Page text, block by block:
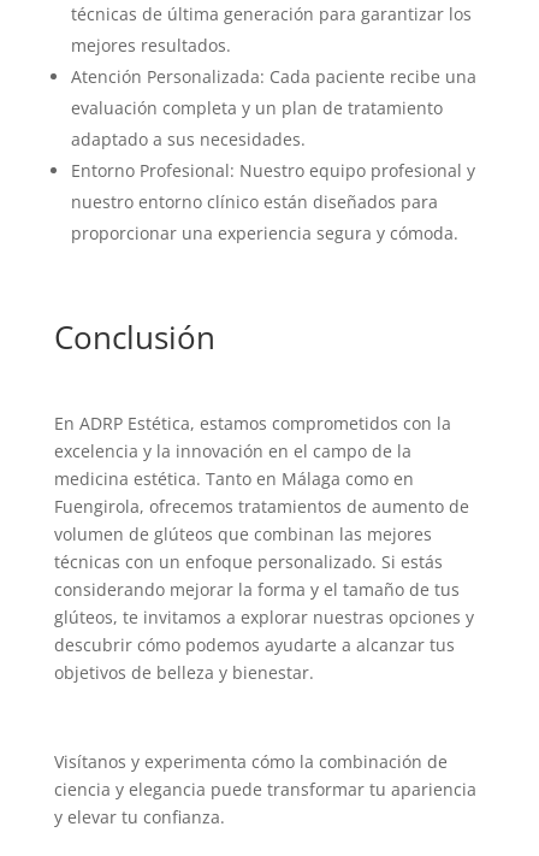
técnicas de última generación para garantizar los
mejores resultados.
Atención Personalizada: Cada paciente recibe una
evaluación completa y un plan de tratamiento
adaptado a sus necesidades.
Entorno Profesional: Nuestro equipo profesional y
nuestro entorno clínico están diseñados para
proporcionar una experiencia segura y cómoda.
Conclusión
En ADRP Estética, estamos comprometidos con la
excelencia y la innovación en el campo de la
medicina estética. Tanto en Málaga como en
Fuengirola, ofrecemos tratamientos de aumento de
volumen de glúteos que combinan las mejores
técnicas con un enfoque personalizado. Si estás
considerando mejorar la forma y el tamaño de tus
glúteos, te invitamos a explorar nuestras opciones y
descubrir cómo podemos ayudarte a alcanzar tus
objetivos de belleza y bienestar.
Visítanos y experimenta cómo la combinación de
ciencia y elegancia puede transformar tu apariencia
y elevar tu confianza.